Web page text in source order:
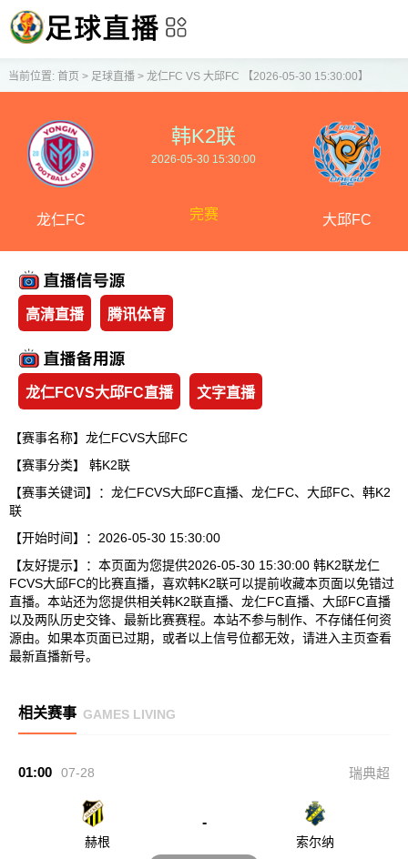
当前位置: 首页 > 足球直播> 龙仁FC VS 大邱FC 【2026-05-30 15:30:00】
龙仁FC
韩K2联
2026-05-30 15:30:00
完赛 大邱FC
高清直播 腾讯体育
龙仁FCVS大邱FC直播 文字直播
【赛事名称】龙仁FCVS大邱FC
【赛事分类】 韩K2联
【赛事关键词】：龙仁FCVS大邱FC直播、龙仁FC、大邱FC、韩K2
联
【开始时间】：2026-05-30 15:30:00
【友好提示】：本页面为您提供2026-05-30 15:30:00 韩K2联龙仁
FCVS大邱FC的比赛直播，喜欢韩K2联可以提前收藏本页面以免错过
直播。本站还为您提供相关韩K2联直播、龙仁FC直播、大邱FC直播
以及两队历史交锋、最新比赛赛程。本站不参与制作、不存储任何资
源由。如果本页面已过期，或者以上信号位都无效，请进入主页查看
最新直播新号。
相关赛事 GAMES LIVING
01:00 07-28 瑞典超
赫根
-
索尔纳